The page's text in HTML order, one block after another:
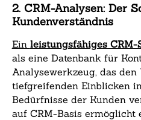
2. CRM-Analysen: Der
Kundenverständnis
Ein leistungsfähiges CRM-
als eine Datenbank für
Analysewerkzeug, das
tiefgreifenden Einblicken
Bedürfnisse der Kunden
auf CRM-Basis ermöglicht